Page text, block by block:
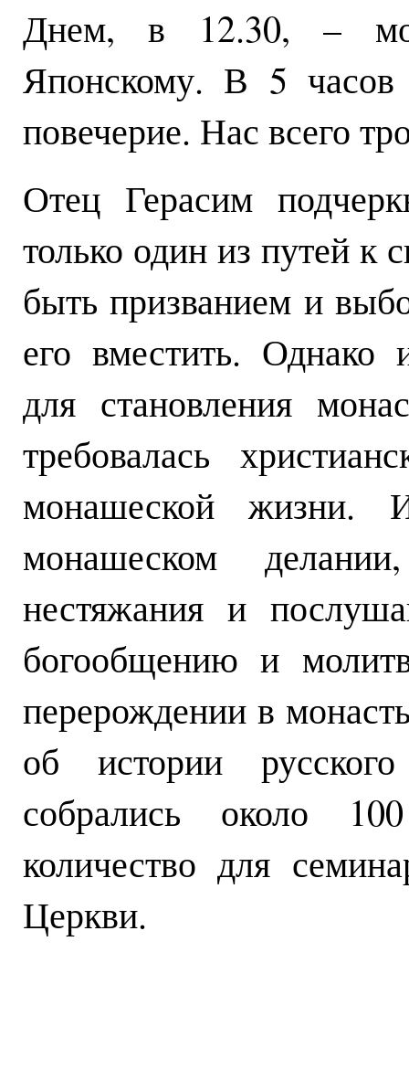
Днем, в 12.30, –
Японскому. В 5 часов
повечерие. Нас всего
Отец Герасим
только один из путей к
быть призванием и
его вместить. Однако
для становления
требовалась
монашеской жизни.
монашеском
нестяжания и
богообщению и
перерождении в
об истории
собрались около
количество для
Церкви.